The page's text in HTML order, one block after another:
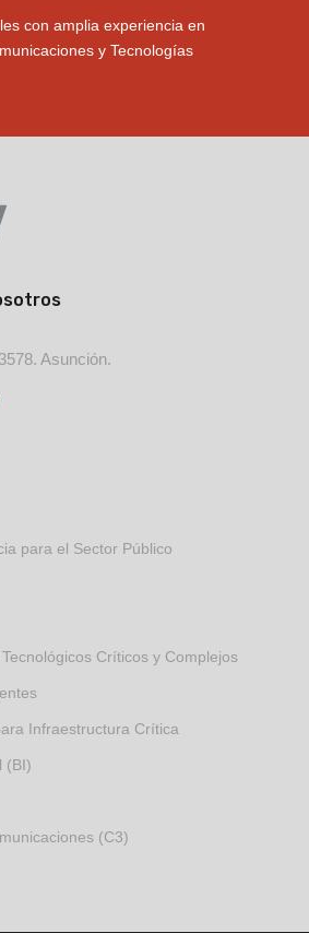
con amplia experiencia en
y Tecnologías
Asunción.
para el Sector Público
Críticos y Complejos
Infraestructura Crítica
(BI)
(C3)